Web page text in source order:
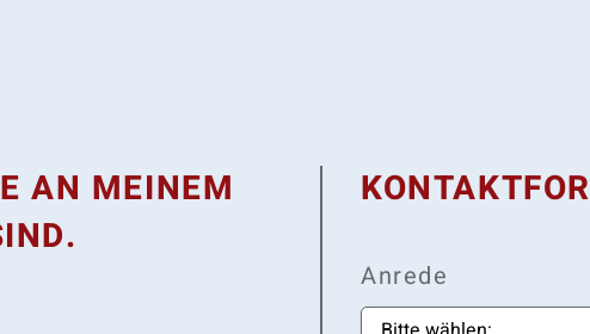
AN MEINEM
Anrede